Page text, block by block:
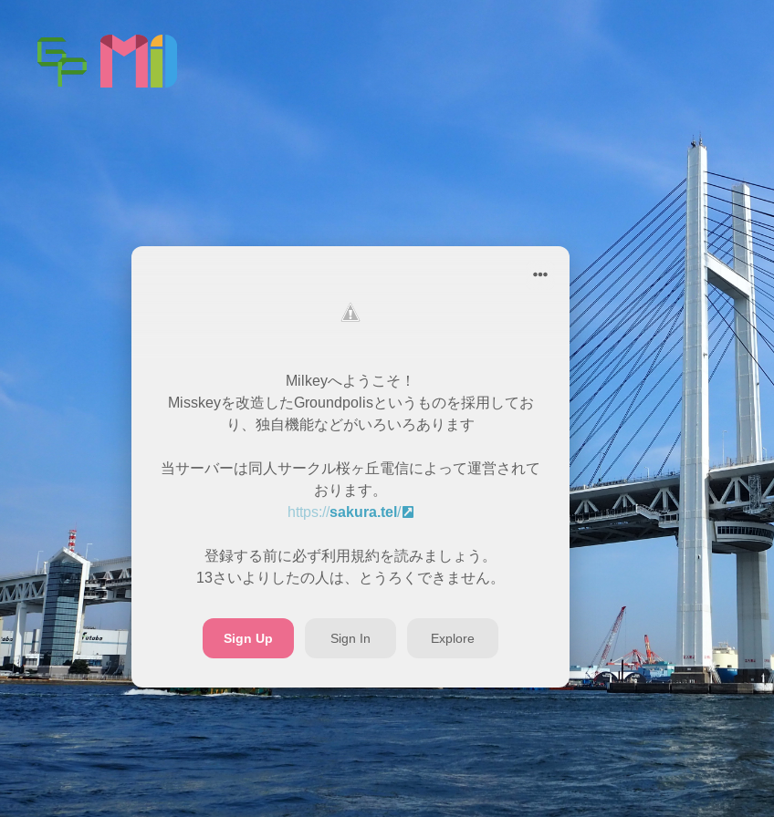
Milkeyへようこそ！
Misskeyを改造したGroundpolisというものを採用してお
り、独自機能などがいろいろあります
当サーバーは同人サークル桜ヶ丘電信によって運営されて
おります。
https://sakura.tel /
登録する前に必ず利用規約を読みましょう。
13さいよりしたの人は、とうろくできません。
Sign Up Sign In Explore